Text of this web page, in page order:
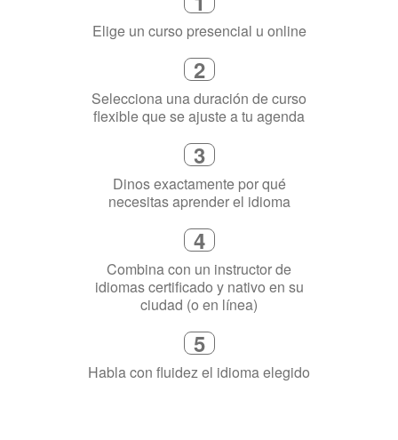
1
2
Selecciona una duración de curso
3
Dinos exactamente por qué
4
Combina con un instructor de
idiomas certificado y nativo en su
5